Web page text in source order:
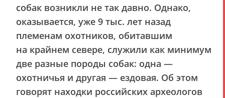
собак возникли не так давно. Однако,
оказывается, уже 9 тыс. лет назад
племенам охотников, обитавшим
на крайнем севере, служили как минимум
две разные породы собак: одна —
охотничья и другая — ездовая. Об этом
говорят находки российских археологов